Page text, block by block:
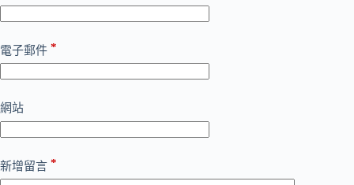
電子郵件 *
網站
新增留言 *